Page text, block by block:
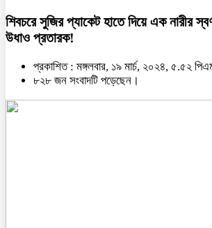
শিবচরে সুজির প্যাকেট হাতে দিয়ে এক নারীর
উধাও প্রতারক!
প্রকাশিত : মঙ্গলবার, ১৯ মার্চ, ২০২৪, ৫.৫২
৮২৮ জন সংবাদটি পড়েছেন।